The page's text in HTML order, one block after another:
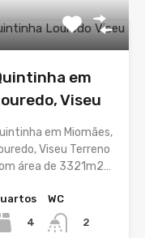
em
Viseu
em Miomães,
Viseu Terreno
área de 3321m2…
4
WC
2